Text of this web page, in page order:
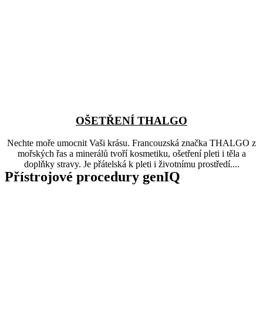
OŠETŘENÍ THALGO
Nechte moře umocnit Vaši krásu. Francouzská značka THALGO z
mořských řas a minerálů tvoří kosmetiku, ošetření pleti i těla a
doplňky stravy. Je přátelská k pleti i životnímu prostředí....
Přístrojové procedury genIQ